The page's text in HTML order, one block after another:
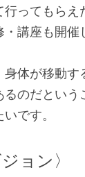
ってもらえ
講座も開催
身体が移動す
るのだとい
です。
ョン〉